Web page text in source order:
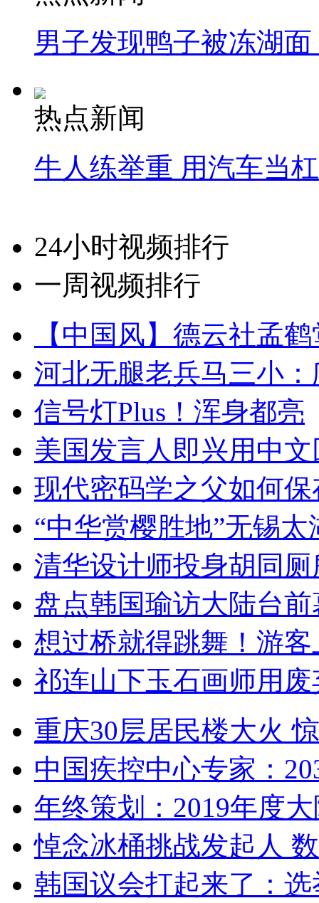
男子发现鸭子被冻湖
热点新闻
牛人练举重 用汽车当
24小时视频排行
一周视频排行
【中国风】德云社孟
河北无腿老兵马三小
信号灯Plus！浑身都亮
美国发言人即兴用中
现代密码学之父如何
“中华赏樱胜地”无锡
清华设计师投身胡同
盘点韩国瑜访大陆台
想过桥就得跳舞！游客
祁连山下玉石画师用
重庆30层居民楼大火
中国疾控中心专家：
年终策划：2019年度
悼念冰桶挑战发起人
韩国议会打起来了：